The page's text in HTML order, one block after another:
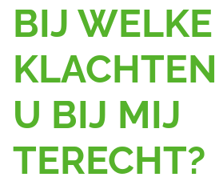
BIJ WELKE
U BIJ MIJ
TERECHT?